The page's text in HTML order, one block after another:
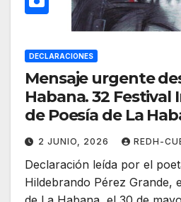
DECLARACIONES
Mensaje urgente
Habana. 32
de Poesía de La
2 JUNIO, 2026 REDH-
Declaración leída por el
Hildebrando Pérez Grande,